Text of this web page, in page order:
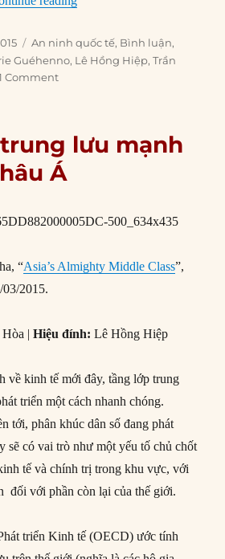
Categories
An ninh quốc tế, Bình luận,
Guéhenno, Lê Hồng Hiệp,Trần
Comment
lưu mạnh
Á
“Asia’s Almighty Middle Class”,
03/2015.
Hòa |Hiệu đính: Lê Hồng Hiệp
về kinh tế mới đây, tầng lớp trung
triển một cách nhanh chóng.
tới, phân khúc dân số đang phát
sẽ có vai trò như một yếu tố chủ chốt
tế và chính trị trong khu vực, với
đối với phần còn lại của thế giới.
triển Kinh tế (OECD) ước tính